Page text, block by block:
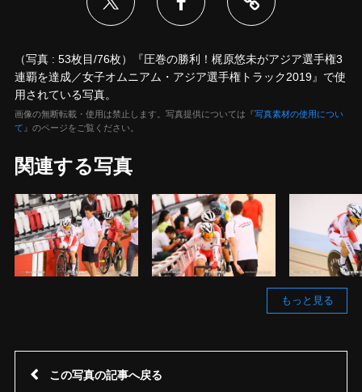
（写真 : 53枚目/76枚）『圧巻の勝利！梶原悠未がアジア選手権3
連覇を達成／女子オムニアム・アジア選手権トラック2019』で使
用されている写真。
画像の無断転載・使用は禁止します。写真提供については『写真素材の使用につい
て 』のページをご覧ください。
関連する写真
もっと見る
この写真の記事へ戻る